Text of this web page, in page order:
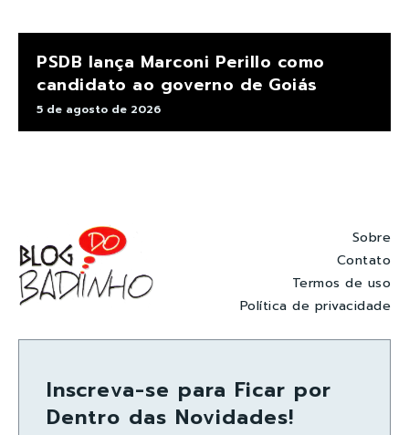
PSDB lança Marconi Perillo como
candidato ao governo de Goiás
5 de agosto de 2026
Sobre
Contato
Termos de uso
Política de privacidade
Inscreva-se para Ficar por
Dentro das Novidades!